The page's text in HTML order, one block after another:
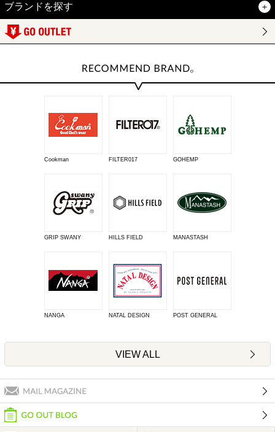
ブランドを探す
Cookman FILTER017 GOHEMP
GRIP SWANY HILLS FIELD MANASTASH
NANGA NATAL DESIGN POST GENERAL
VIEW ALL